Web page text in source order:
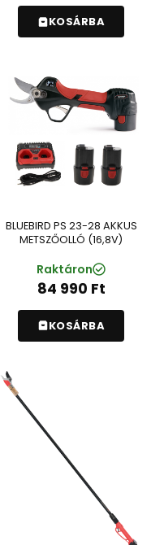
KOSÁRBA
BLUEBIRD PS 23-28 AKKUS
METSZŐOLLÓ (16,8V)
Raktáron
84 990 Ft
KOSÁRBA